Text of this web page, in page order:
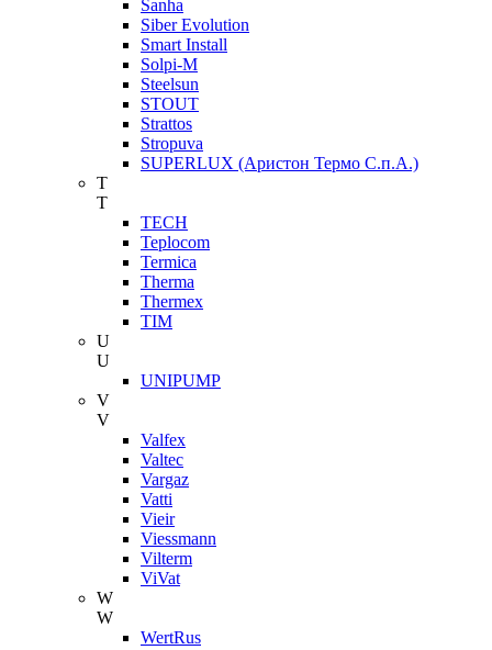
Sanha
Siber Evolution
Smart Install
Solpi-M
Steelsun
STOUT
Strattos
Stropuva
SUPERLUX (Аристон Термо С.п.А.)
T
T
TECH
Teplocom
Termica
Therma
Thermex
TIM
U
U
UNIPUMP
V
V
Valfex
Valtec
Vargaz
Vatti
Vieir
Viessmann
Vilterm
ViVat
W
W
WertRus